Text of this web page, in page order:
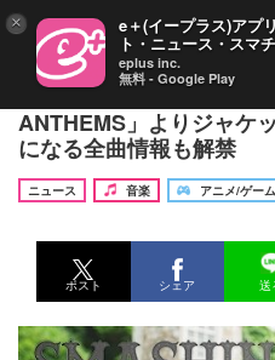
水樹奈々さんの11thアル
ANTHEMS」よりジャ
になる全曲情報も解禁
ニュース 音楽
アニメ/ゲーム
ポスト シェア 送
× e＋(イープラス)アプ
ト・ニュース・スマ
eplus inc.
無料 - Google Play